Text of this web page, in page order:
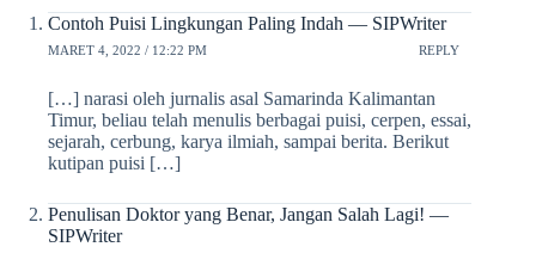
Contoh Puisi Lingkungan Paling Indah — SIPWriter
MARET 4, 2022 / 12:22 PM REPLY
[…] narasi oleh jurnalis asal Samarinda Kalimantan
Timur, beliau telah menulis berbagai puisi, cerpen, essai,
sejarah, cerbung, karya ilmiah, sampai berita. Berikut
kutipan puisi […]
Penulisan Doktor yang Benar, Jangan Salah Lagi! —
SIPWriter